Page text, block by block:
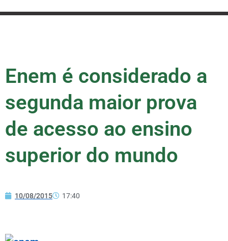
Enem é considerado a
segunda maior prova
de acesso ao ensino
superior do mundo
10/08/2015 17:40